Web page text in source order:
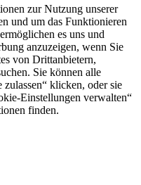
zur Nutzung unserer
und um das Funktionieren
es uns und
anzuzeigen, wenn Sie
von Drittanbietern,
Sie können alle
klicken, oder sie
Einstellungen verwalten“
finden.